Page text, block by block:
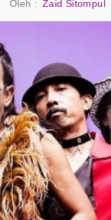
Oleh : Zaid Sitompul